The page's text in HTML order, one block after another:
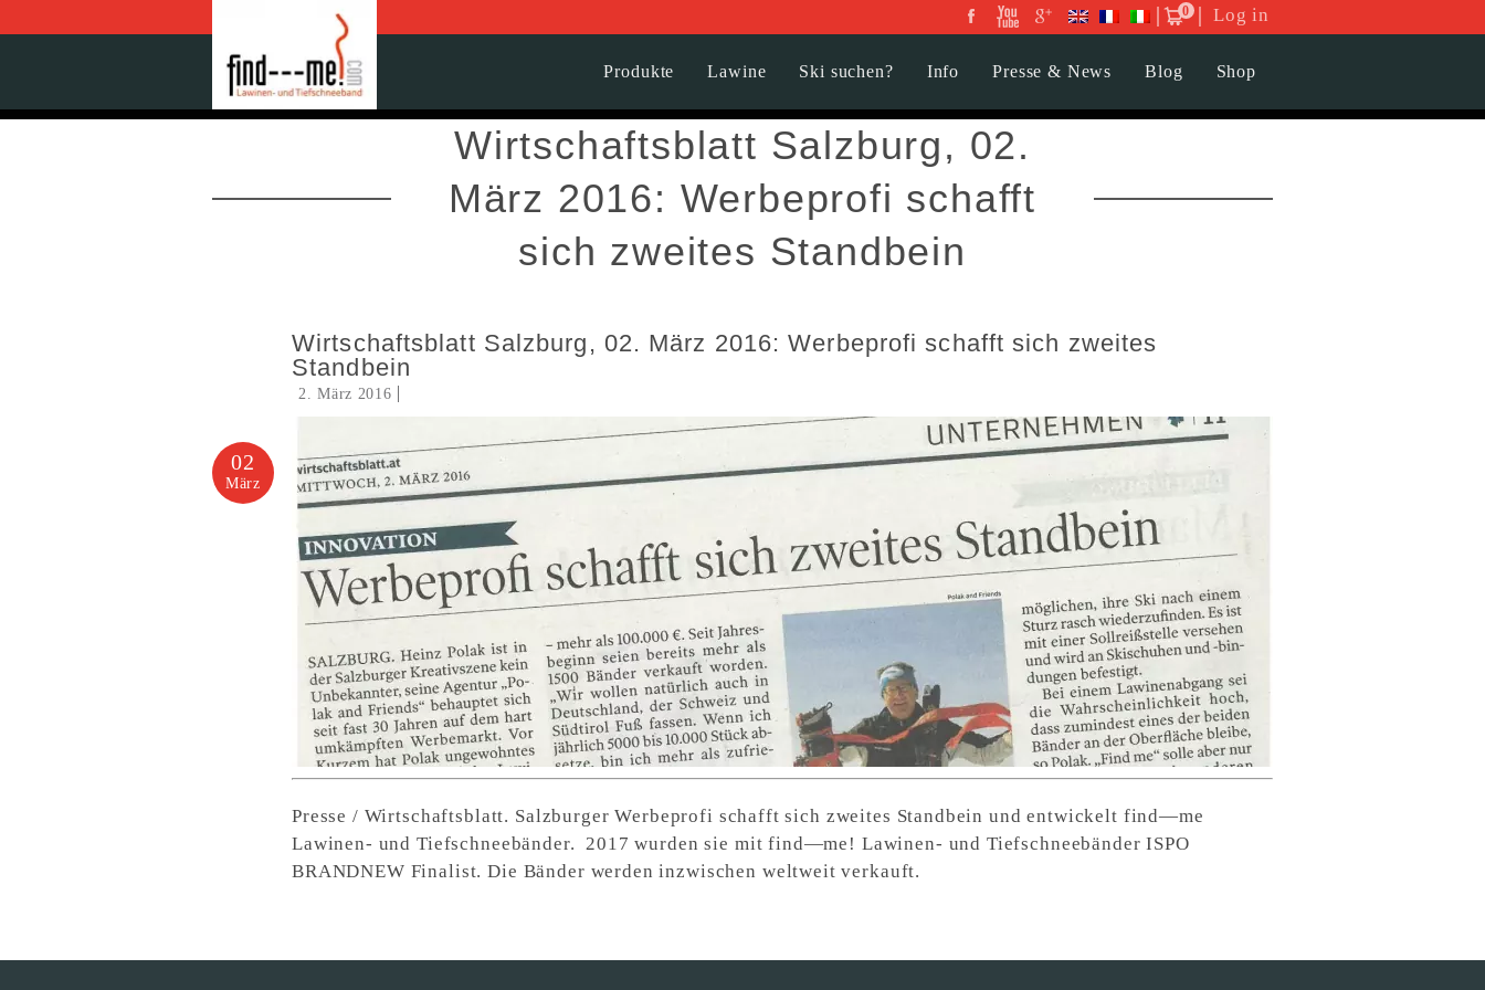
0 Log in
Produkte Lawine Ski suchen? Info Presse & News Blog Shop
Wirtschaftsblatt Salzburg, 02.
März 2016: Werbeprofi schafft
sich zweites Standbein
Wirtschaftsblatt Salzburg, 02. März 2016: Werbeprofi schafft sich zweites
Standbein
2. März 2016
02
März
Presse / Wirtschaftsblatt. Salzburger Werbeprofi schafft sich zweites Standbein und entwickelt find—me
Lawinen- und Tiefschneebänder. 2017 wurden sie mit find—me! Lawinen- und Tiefschneebänder ISPO
BRANDNEW Finalist. Die Bänder werden inzwischen weltweit verkauft.